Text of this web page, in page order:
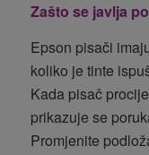
Zašto se javlja
Epson pisači
koliko je tinte
Kada pisač
prikazuje se
Promjenite